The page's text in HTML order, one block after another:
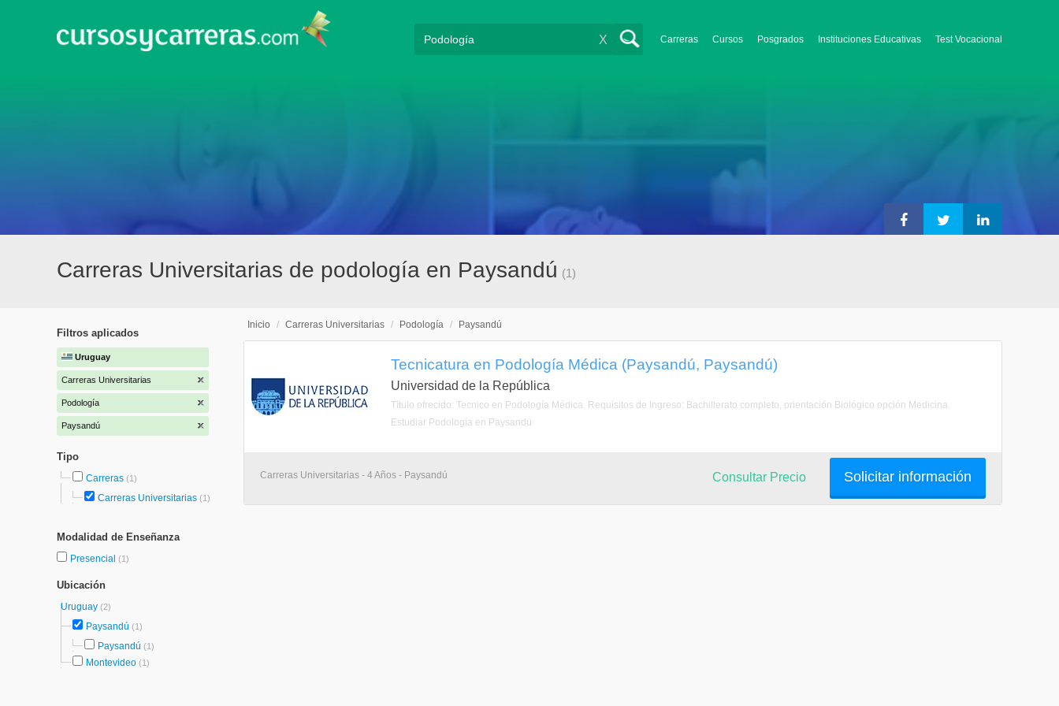
Carreras Cursos Posgrados Instituciones Educativas Test Vocacional
X
Carreras Universitarias de podología en Paysandú (1)
Filtros aplicados
Uruguay
Carreras Universitarias
Podología
Paysandú
Tipo
Carreras (1)
Carreras Universitarias (1)
Modalidad de Enseñanza
Presencial (1)
Ubicación
Uruguay (2)
Paysandú (1)
Paysandú (1)
Montevideo (1)
Inicio / Carreras Universitarias / Podología / Paysandú
Tecnicatura en Podología Médica (Paysandú, Paysandú)
Universidad de la República
Título ofrecido: Tecnico en Podología Médica. Requisitos de Ingreso: Bachillerato completo, orientación Biológico opción Medicina.
Estudiar Podología en Paysandú
Carreras Universitarias - 4 Años - Paysandú Solicitar información
Consultar Precio